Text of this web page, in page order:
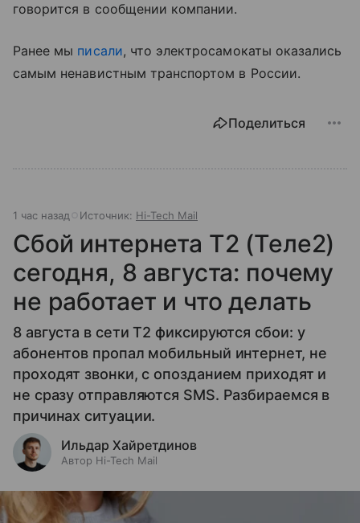
говорится в сообщении компании.
Ранее мы писали, что электросамокаты оказались
самым ненавистным транспортом в России.
Поделиться
1 час назад Источник: Hi-Tech Mail
Сбой интернета T2 (Теле2)
сегодня, 8 августа: почему
не работает и что делать
8 августа в сети T2 фиксируются сбои: у
абонентов пропал мобильный интернет, не
проходят звонки, с опозданием приходят и
не сразу отправляются SMS. Разбираемся в
причинах ситуации.
Ильдар Хайретдинов
Автор Hi-Tech Mail